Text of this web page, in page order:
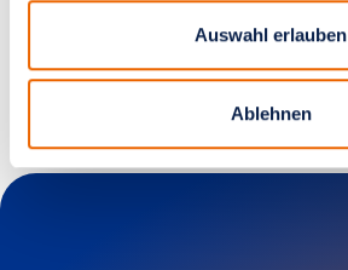
Auswahl erlauben
Ablehnen
zur Mediathek